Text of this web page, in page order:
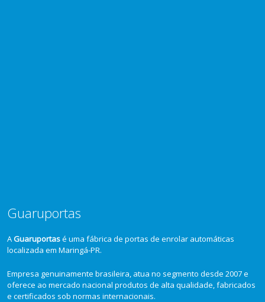
Guaruportas
AGuaruportasé uma fábrica de portas de enrolar automáticas
localizada em Maringá-PR.
Empresa genuinamente brasileira, atua no segmento desde 2007 e
oferece ao mercado nacional produtos de alta qualidade, fabricados
e certificados sob normas internacionais.